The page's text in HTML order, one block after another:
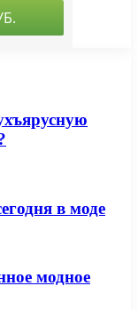
в моде
модное